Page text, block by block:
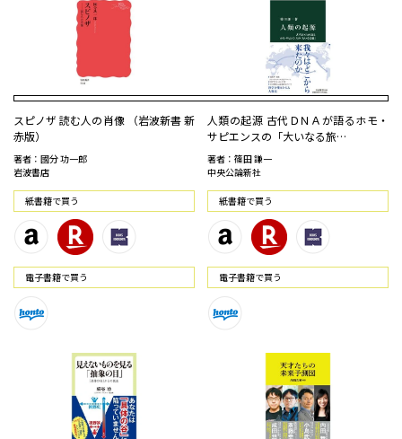
スピノザ 読む人の肖像 （岩波新書 新
赤版）
著者：國分 功一郎
岩波書店
紙書籍で買う
電⼦書籍で買う
人類の起源 古代ＤＮＡが語るホモ・
サピエンスの「大いなる旅…
著者：篠田 謙一
中央公論新社
紙書籍で買う
電⼦書籍で買う